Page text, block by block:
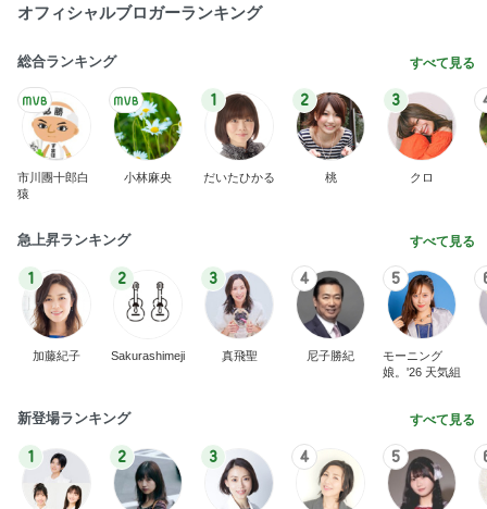
オフィシャルブロガーランキング
総合ランキング すべて見る
市川團十郎白
猿
小林麻央
1
だいたひかる
2
桃
3
クロ
急上昇ランキング すべて見る
1
加藤紀子
2
Sakurashimeji
3
真飛聖
4
尼子勝紀
5
モーニング
娘。'26 天気組
新登場ランキング すべて見る
1 2 3 4 5